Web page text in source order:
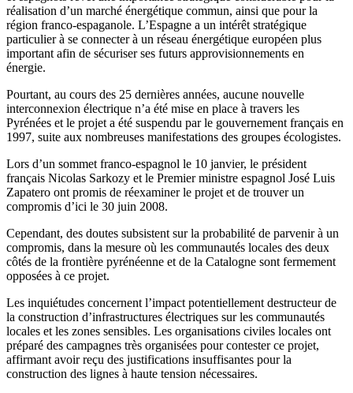
réalisation d’un marché énergétique commun, ainsi que pour la
région franco-espaganole. L’Espagne a un intérêt stratégique
particulier à se connecter à un réseau énergétique européen plus
important afin de sécuriser ses futurs approvisionnements en
énergie.
Pourtant, au cours des 25 dernières années, aucune nouvelle
interconnexion électrique n’a été mise en place à travers les
Pyrénées et le projet a été suspendu par le gouvernement français en
1997, suite aux nombreuses manifestations des groupes écologistes.
Lors d’un sommet franco-espagnol le 10 janvier, le président
français Nicolas Sarkozy et le Premier ministre espagnol José Luis
Zapatero ont promis de réexaminer le projet et de trouver un
compromis d’ici le 30 juin 2008.
Cependant, des doutes subsistent sur la probabilité de parvenir à un
compromis, dans la mesure où les communautés locales des deux
côtés de la frontière pyrénéenne et de la Catalogne sont fermement
opposées à ce projet.
Les inquiétudes concernent l’impact potentiellement destructeur de
la construction d’infrastructures électriques sur les communautés
locales et les zones sensibles. Les organisations civiles locales ont
préparé des campagnes très organisées pour contester ce projet,
affirmant avoir reçu des justifications insuffisantes pour la
construction des lignes à haute tension nécessaires.